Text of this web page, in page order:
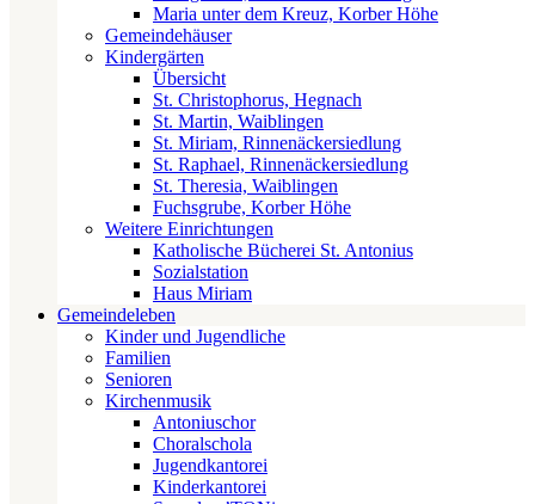
Maria unter dem Kreuz, Korber Höhe
Gemeindehäuser
Kindergärten
Übersicht
St. Christophorus, Hegnach
St. Martin, Waiblingen
St. Miriam, Rinnenäckersiedlung
St. Raphael, Rinnenäckersiedlung
St. Theresia, Waiblingen
Fuchsgrube, Korber Höhe
Weitere Einrichtungen
Katholische Bücherei St. Antonius
Sozialstation
Haus Miriam
Gemeindeleben
Kinder und Jugendliche
Familien
Senioren
Kirchenmusik
Antoniuschor
Choralschola
Jugendkantorei
Kinderkantorei